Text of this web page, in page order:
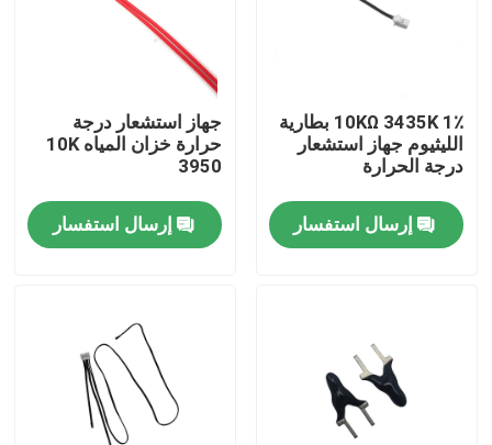
معلومات عنا
مراقبة الجودة
اتصل بنا
مستشعر درجة حرارة السطح
مستشعر درجة الحرارة NTC
10KΩ 3435K 1٪ بطارية
الليثيوم جهاز استشعار
درجة الحرارة
إرسال استفسار
جهاز استشعار درجة
حرارة خزان المياه 10K
3950
إرسال استفسار